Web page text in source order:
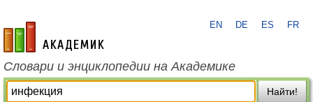
academic.ru
EN DE ES FR
Словари и энциклопедии на Академике
Найти!